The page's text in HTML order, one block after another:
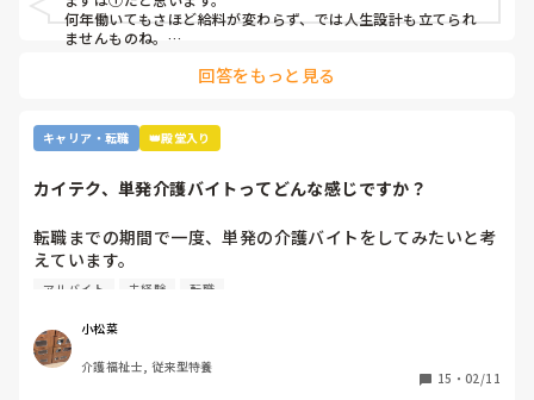
12その他
何年働いてもさほど給料が変わらず、では人生設計も立てられ
ませんものね。
回答をもっと見る
キャリア・転職 👑殿堂入り
カイテク、単発介護バイトってどんな感じですか？
転職までの期間で一度、単発の介護バイトをしてみたいと考
えています。
ですが単発バイトを求めてるってことはそれなりに忙しい施
かなか踏み出せずにいます。
もし経験ある方いらっしゃいましたら、どんな感じだったか
アルバイト 未経験 転職
小松菜
介護福祉士, 従来型特養
15 ・ 02/11